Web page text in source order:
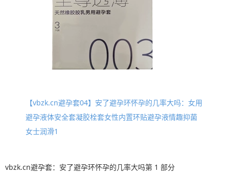
【vbzk.cn避孕套04】安了避孕环怀孕的几率大吗：女用
避孕液体安全套凝胶栓套女性内置环贴避孕液情趣抑菌
女士润滑1
vbzk.cn避孕套：安了避孕环怀孕的几率大吗第 1 部分